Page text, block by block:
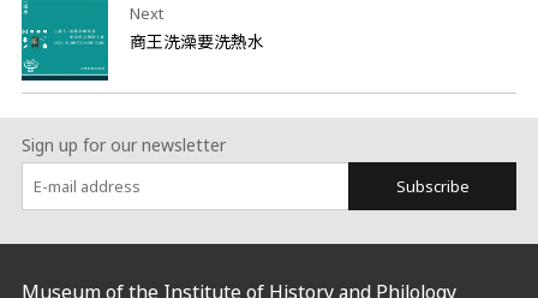
Next
商王洗澡要洗熱水
Sign up for our newsletter
Subscribe
:::
Museum of the Institute of History and Philology